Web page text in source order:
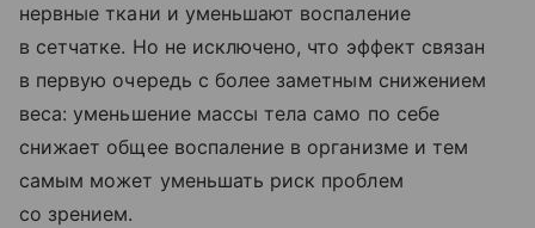
нервные ткани и уменьшают воспаление
в сетчатке. Но не исключено, что эффект связан
в первую очередь с более заметным снижением
веса: уменьшение массы тела само по себе
снижает общее воспаление в организме и тем
самым может уменьшать риск проблем
со зрением.